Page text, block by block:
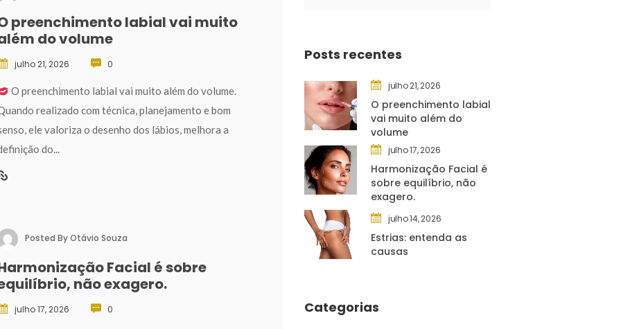
preenchimento labial vai muito
do volume
julho 21, 2026 0
O preenchimento labial vai muito além do volume.
realizado com técnica, planejamento e bom
ele valoriza o desenho dos lábios, melhora a
do...
Posted By Otávio Souza
Facial é sobre
não exagero.
julho 17, 2026 0
Posts recente
julho 21, 2026
O preenchimento labial
vai muito além do
volume
julho 17, 2026
Harmonização Facial é
obre equilíbrio, não
exagero.
julho 14, 2026
Estrias: entenda as
causa
Categoria